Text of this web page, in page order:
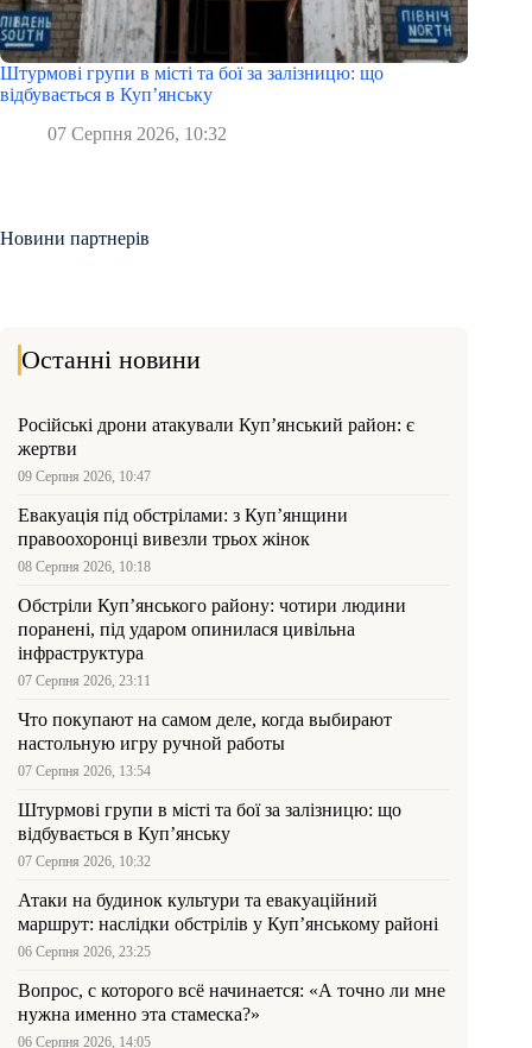
Штурмові групи в місті та бої за залізницю: що
відбувається в Куп’янську
07 Серпня 2026, 10:32
Новини партнерів
Останні новини
Російські дрони атакували Куп’янський район: є
жертви
09 Серпня 2026, 10:47
Евакуація під обстрілами: з Куп’янщини
правоохоронці вивезли трьох жінок
08 Серпня 2026, 10:18
Обстріли Куп’янського району: чотири людини
поранені, під ударом опинилася цивільна
інфраструктура
07 Серпня 2026, 23:11
Что покупают на самом деле, когда выбирают
настольную игру ручной работы
07 Серпня 2026, 13:54
Штурмові групи в місті та бої за залізницю: що
відбувається в Куп’янську
07 Серпня 2026, 10:32
Атаки на будинок культури та евакуаційний
маршрут: наслідки обстрілів у Куп’янському районі
06 Серпня 2026, 23:25
Вопрос, с которого всё начинается: «А точно ли мне
нужна именно эта стамеска?»
06 Серпня 2026, 14:05